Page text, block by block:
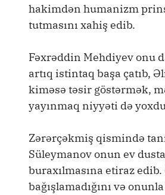
hakimdən humanizm
tutmasını xahiş edib.
Fəxrəddin Mehdiyev onu
artıq istintaq başa çatıb,
kiməsə təsir göstərmək,
yayınmaq niyyəti də
Zərərçəkmiş qismində
Süleymanov onun ev
buraxılmasına etiraz
bağışlamadığını və